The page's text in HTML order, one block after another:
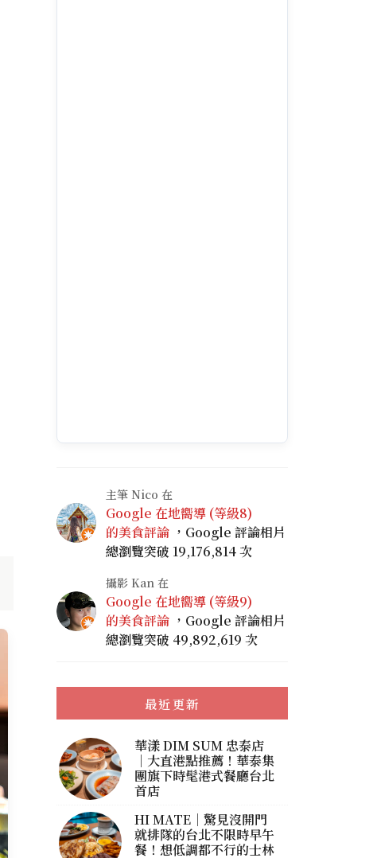
主筆 Nico 在
Google 在地嚮導 (等級8)
的美食評論 ，Google 評論相片
總瀏覽突破 19,176,814 次
攝影 Kan 在
Google 在地嚮導 (等級9)
的美食評論 ，Google 評論相片
總瀏覽突破 49,892,619 次
最近更新
華漾 DIM SUM 忠泰店
｜大直港點推薦！華泰集
團旗下時髦港式餐廳台北
首店
HI MATE｜驚見沒開門
就排隊的台北不限時早午
餐！想低調都不行的士林